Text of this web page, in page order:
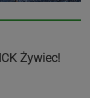
Żywiec!